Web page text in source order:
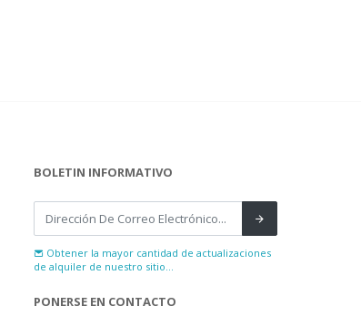
BOLETIN INFORMATIVO
Obtener la mayor cantidad de actualizaciones
de alquiler de nuestro sitio...
PONERSE EN CONTACTO